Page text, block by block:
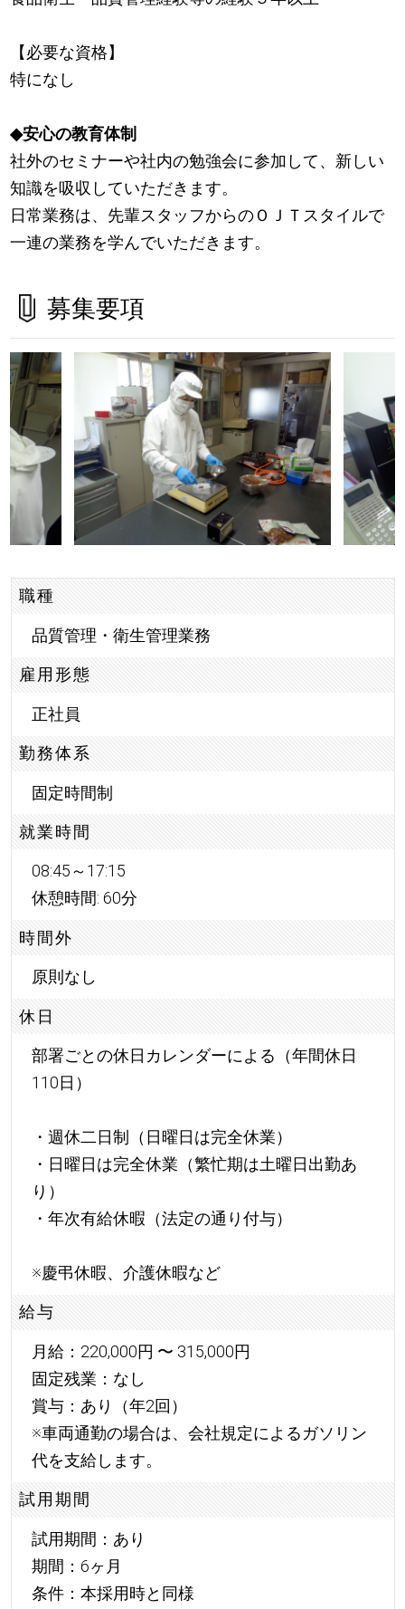
【必要な資格】
特になし
◆安心の教育体制
社外のセミナーや社内の勉強会に参加して、新しい
知識を吸収していただきます。
日常業務は、先輩スタッフからのＯＪＴスタイルで
一連の業務を学んでいただきます。
募集要項
職種
品質管理・衛生管理業務
雇用形態
正社員
勤務体系
固定時間制
就業時間
08:45～17:15
休憩時間: 60分
時間外
原則なし
休日
部署ごとの休日カレンダーによる（年間休日
110日）
・週休二日制（日曜日は完全休業）
・日曜日は完全休業（繁忙期は土曜日出勤あ
り）
・年次有給休暇（法定の通り付与）
※慶弔休暇、介護休暇など
給与
月給：220,000円 〜 315,000円
固定残業：なし
賞与：あり（年2回）
※車両通勤の場合は、会社規定によるガソリン
代を支給します。
試用期間
試用期間：あり
期間：6ヶ月
条件：本採用時と同様